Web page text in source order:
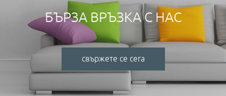
БЪРЗА ВРЪЗКА С НАС
свържете се сега